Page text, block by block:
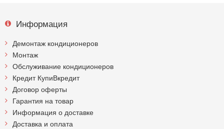
Информация
Демонтаж кондиционеров
Монтаж
Обслуживание кондиционеров
Кредит КупиВкредит
Договор оферты
Гарантия на товар
Информация о доставке
Доставка и оплата